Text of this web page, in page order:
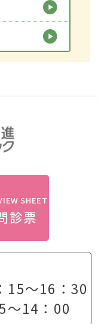
SHEET
診票
15〜16：30
〜14：00